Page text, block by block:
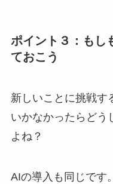
ポイント３：もし
ておこう
新しいことに挑戦す
いかなかったらど
よね？
AIの導入も同じです。